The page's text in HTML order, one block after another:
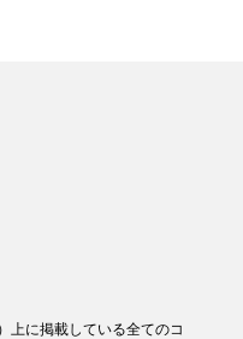
上に掲載している全てのコ